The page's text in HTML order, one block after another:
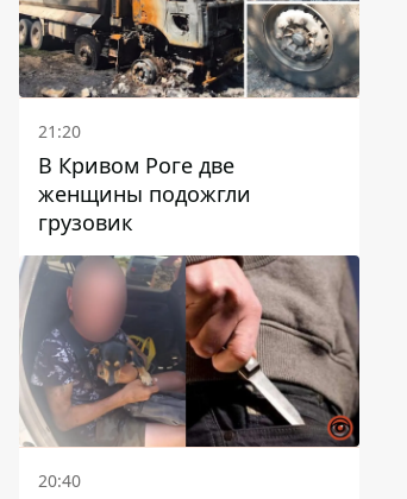
21:20
В Кривом Роге две
женщины подожгли
грузовик
20:40